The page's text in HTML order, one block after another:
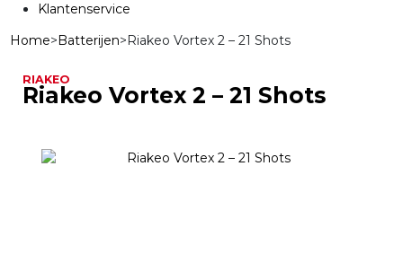
Klantenservice
Home>Batterijen>Riakeo Vortex 2 – 21 Shots
RIAKEO
Riakeo Vortex 2 – 21 Shots